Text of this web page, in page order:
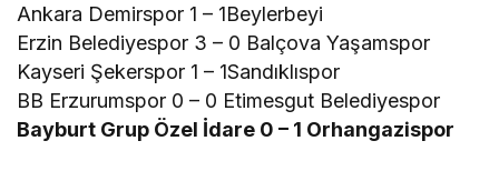
Ankara Demirspor 1 – 1Beylerbeyi
Erzin Belediyespor 3 – 0 Balçova Yaşamspor
Kayseri Şekerspor 1 – 1Sandıklıspor
BB Erzurumspor 0 – 0 Etimesgut Belediyespor
Bayburt Grup Özel İdare 0 – 1 Orhangazispor